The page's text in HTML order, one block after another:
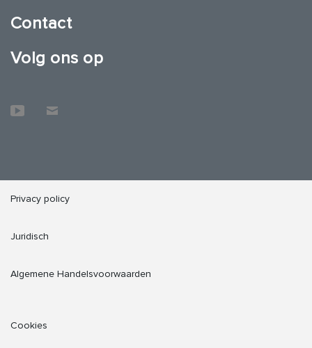
Contact
Volg ons op
Privacy policy
Juridisch
Algemene Handelsvoorwaarden
Cookies